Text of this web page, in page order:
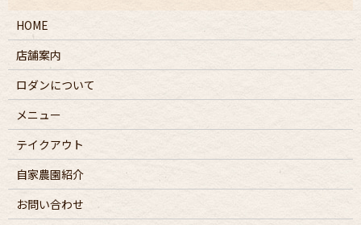
HOME
店舗案内
ロダンについて
メニュー
テイクアウト
自家農園紹介
お問い合わせ